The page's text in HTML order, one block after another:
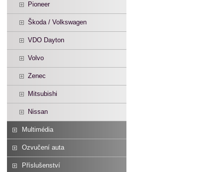
Pioneer
Škoda / Volkswagen
VDO Dayton
Volvo
Zenec
Mitsubishi
Nissan
Multimédia
Ozvučení auta
Příslušenství